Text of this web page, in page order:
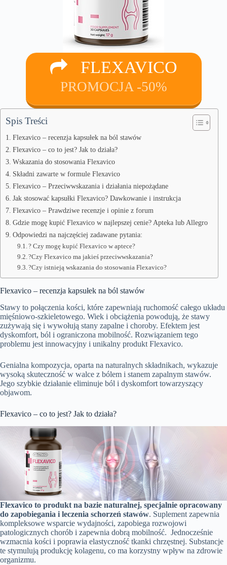
FLEXAVICO
PROMOCJA -50%
Spis Treści
Flexavico – recenzja kapsułek na ból stawów
Flexavico – co to jest? Jak to działa?
Wskazania do stosowania Flexavico
Składni zawarte w formule Flexavico
Flexavico – Przeciwwskazania i działania niepożądane
Jak stosować kapsułki Flexavico? Dawkowanie i instrukcja
Flexavico – Prawdziwe recenzje i opinie z forum
Gdzie mogę kupić Flexavico w najlepszej cenie? Apteka lub Allegro
Odpowiedzi na najczęściej zadawane pytania:
? Czy mogę kupić Flexavico w aptece?
?Czy Flexavico ma jakieś przeciwwskazania?
?Czy istnieją wskazania do stosowania Flexavico?
Flexavico – recenzja kapsułek na ból stawów
Stawy to połączenia kości, które zapewniają ruchomość całego układu
mięśniowo-szkieletowego. Wiek i obciążenia powodują, że stawy
zużywają się i wywołują stany zapalne i choroby. Efektem jest
dyskomfort, ból i ograniczona mobilność. Rozwiązaniem tego
problemu jest innowacyjny i unikalny produkt Flexavico.
Genialna kompozycja, oparta na naturalnych składnikach, wykazuje
wysoką skuteczność w walce z bólem i stanem zapalnym stawów.
Jego szybkie działanie eliminuje ból i dyskomfort towarzyszący
objawom.
Flexavico – co to jest? Jak to działa?
Flexavico to produkt na bazie naturalnej, specjalnie opracowany
do zapobiegania i leczenia schorzeń stawów. Suplement zapewnia
kompleksowe wsparcie wydajności, zapobiega rozwojowi
patologicznych chorób i zapewnia dobrą mobilność. Jednocześnie
wzmacnia kości i poprawia elastyczność tkanki chrzęstnej. Substancje
te stymulują produkcję kolagenu, co ma korzystny wpływ na zdrowie
organizmu.